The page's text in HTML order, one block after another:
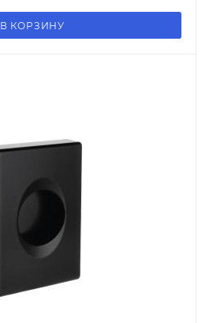
В КОРЗИНУ